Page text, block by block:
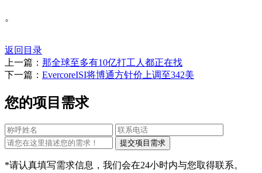
。
返回目录
上一篇： 那全球至多有10亿打工人都正在找
下一篇： EvercoreISI将博通方针价上调至342美
您的项目需求
*请认真填写需求信息，我们会在24小时内与您取得联系。